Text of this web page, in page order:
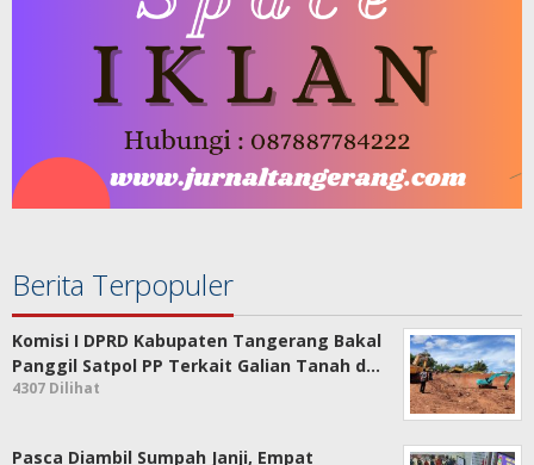
Berita Terpopuler
Komisi I DPRD Kabupaten Tangerang Bakal
Panggil Satpol PP Terkait Galian Tanah d…
4307 Dilihat
Pasca Diambil Sumpah Janji, Empat